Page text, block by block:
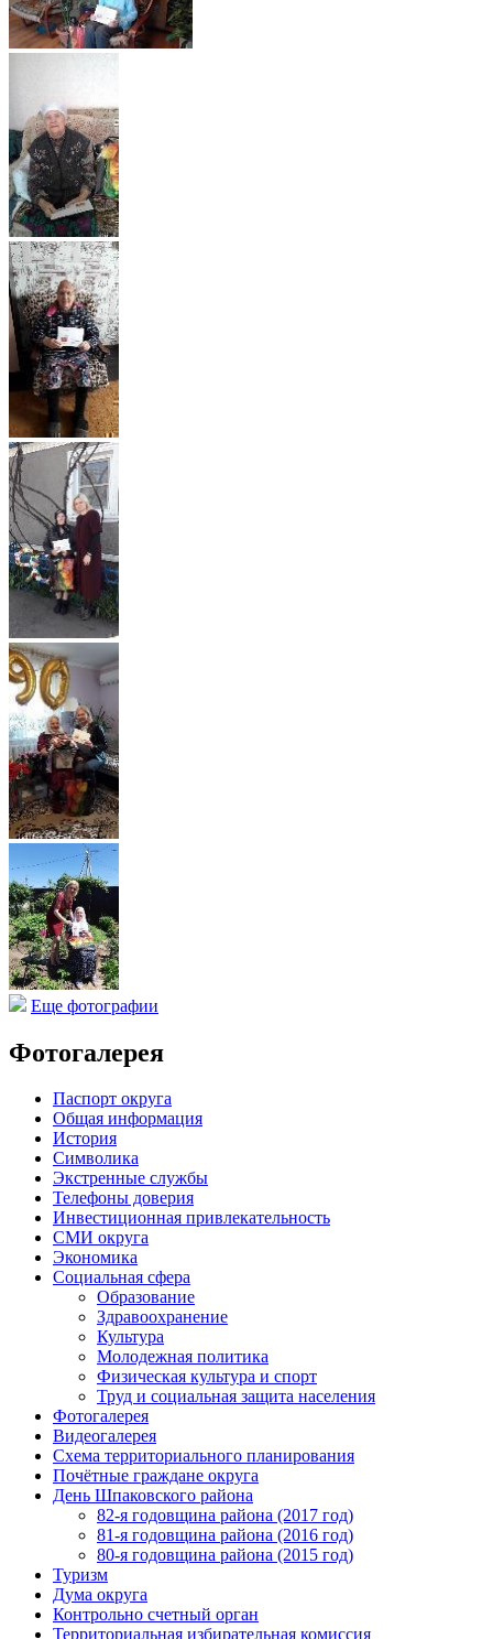
Еще фотографии
Фотогалерея
Паспорт округа
Общая информация
История
Символика
Экстренные службы
Телефоны доверия
Инвестиционная привлекательность
СМИ округа
Экономика
Социальная сфера
Образование
Здравоохранение
Культура
Молодежная политика
Физическая культура и спорт
Труд и социальная защита населения
Фотогалерея
Видеогалерея
Схема территориального планирования
Почётные граждане округа
День Шпаковского района
82-я годовщина района (2017 год)
81-я годовщина района (2016 год)
80-я годовщина района (2015 год)
Туризм
Дума округа
Контрольно счетный орган
Территориальная избирательная комиссия